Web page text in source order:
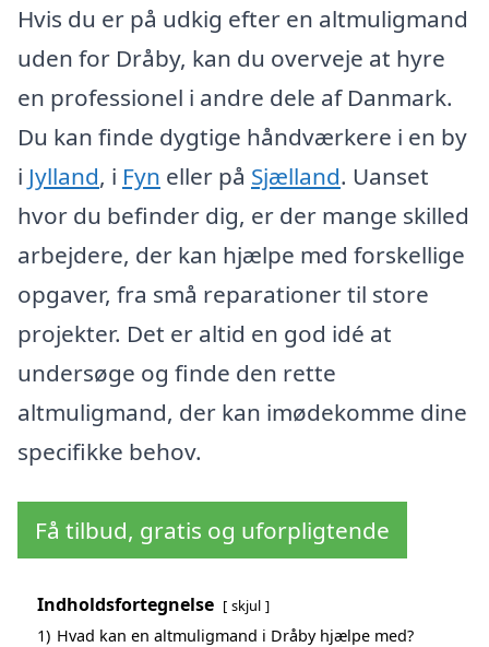
Hvis du er på udkig efter en altmuligmand
uden for Dråby, kan du overveje at hyre
en professionel i andre dele af Danmark.
Du kan finde dygtige håndværkere i en by
i Jylland, i Fyn eller på Sjælland. Uanset
hvor du befinder dig, er der mange skilled
arbejdere, der kan hjælpe med forskellige
opgaver, fra små reparationer til store
projekter. Det er altid en god idé at
undersøge og finde den rette
altmuligmand, der kan imødekomme dine
specifikke behov.
Få tilbud, gratis og uforpligtende
Indholdsfortegnelse skjul
1) Hvad kan en altmuligmand i Dråby hjælpe med?